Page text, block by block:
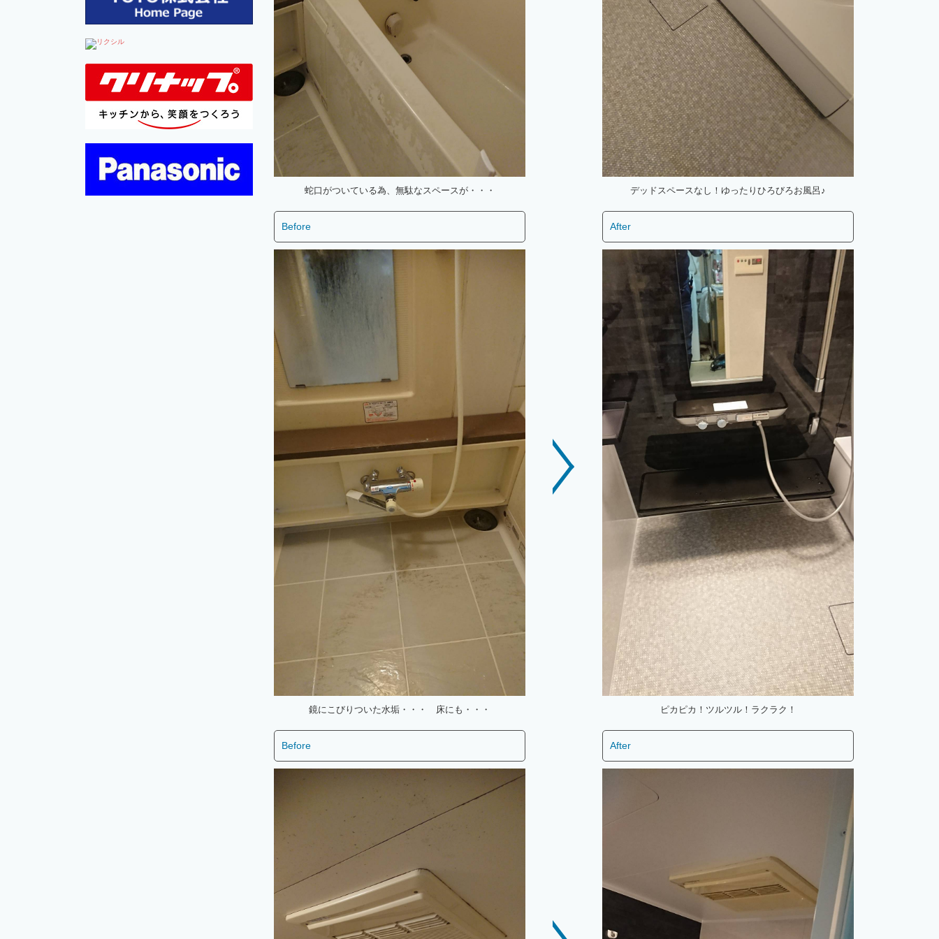
蛇口がついている為、無駄なスペースが・・・ デッドスペースなし！ゆったりひろびろお風呂♪
Before
鏡にこびりついた水垢・・・ 床にも・・・
After
ピカピカ！ツルツル！ラクラク！
Before After